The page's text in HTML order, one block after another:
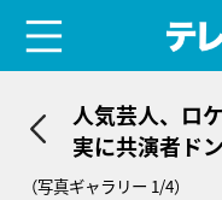
人気芸人、ロ
実に共演者ド
た」
（写真ギャラリー 1/4）